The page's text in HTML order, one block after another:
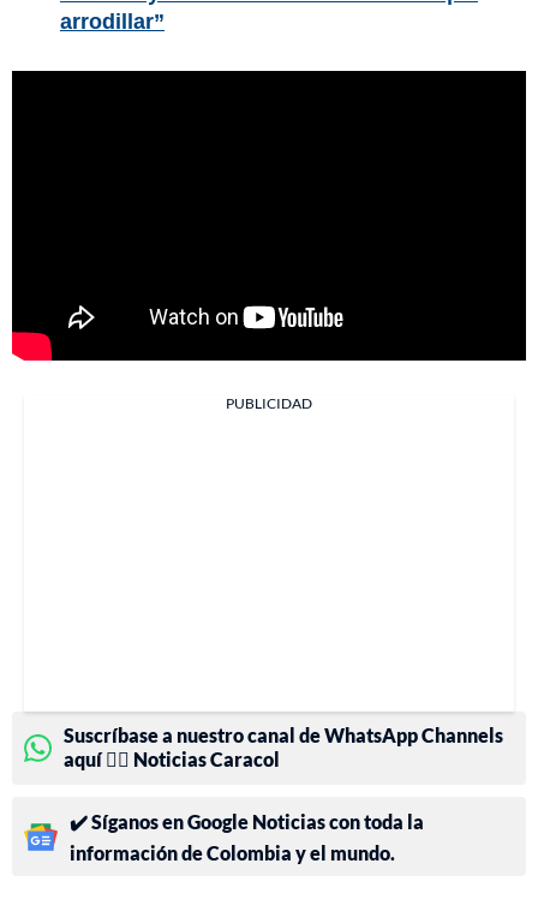
arrodillar”
PUBLICIDAD
Suscríbase a nuestro canal de WhatsApp Channels
aquí 👉🏻 Noticias Caracol
✔️ Síganos en Google Noticias con toda la
información de Colombia y el mundo.